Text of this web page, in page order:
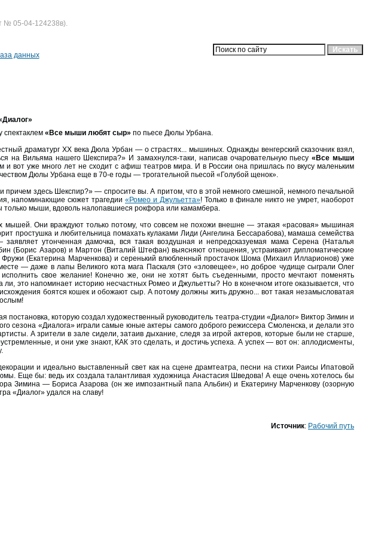
№ 05-04-124238в).
спектаклем «Все мыши любят сыр» по пьесе Дюлы Урбана.
драматург XX века Дюла Урбан — о страстях... мышиных. Однажды венгерский сказочник взял,
на Вильяма нашего Шекспира?» И замахнулся-таки, написав очаровательную пьесу«Все мыши
и вот уже много лет не сходит с афиш театров мира. И в России она пришлась по вкусу маленьким
Дюлы Урбана еще в 70-е годы — трогательной пьесой «Голубой щенок».
причем здесь Шекспир?» — спросите вы. А притом, что в этой немного смешной, немного печальной
напоминающие сюжет трагедии «Ромео и Джульетта»! Только в финале никто не умрет, наоборот
только мыши, вдоволь налопавшиеся рокфора или камамбера.
Они враждуют только потому, что совсем не похожи внешне — этакая «расовая» мышиная
простушка и любительница помахать кулаками Лиди (Ангелина Бессарабова), мамаша семейства
утонченная дамочка, вся такая воздушная и непредсказуемая мама Серена (Наталья
(Борис Азаров) и Мартон (Виталий Штефан) выясняют отношения, устраивают дипломатические
(Екатерина Марченкова) и серенький влюбленный простачок Шома (Михаил Илларионов) уже
— даже в лапы Великого кота мага Паскаля (это «зловещее», но доброе чудище сыграли Олег
свое желание! Конечно же, они не хотят быть съеденными, просто мечтают поменять
это напоминает историю несчастных Ромео и Джульетты? Но в конечном итоге оказывается, что
боятся кошек и обожают сыр. А потому должны жить дружно... вот такая незамысловатая
которую создал художественный руководитель театра-студии «Диалог» Виктор Зимин и
сезона «Диалога» играли самые юные актеры самого доброго режиссера Смоленска, и делали это
А зрители в зале сидели, затаив дыхание, следя за игрой актеров, которые были не старше,
и они уже знают, КАК это сделать, и достичь успеха. А успех — вот он: аплодисменты,
и идеально выставленный свет как на сцене драмтеатра, песни на стихи Раисы Ипатовой
Еще бы: ведь их создала талантливая художница Анастасия Шведова! А еще очень хотелось бы
Зимина — Бориса Азарова (он же импозантный папа Альбин) и Екатерину Марченкову (озорную
«Диалог» удался на славу!
Источник: Рабочий путь